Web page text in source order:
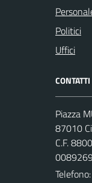
Politici
Uffici
CONTATTI
Piazza
87010
C.F.
Telefono: